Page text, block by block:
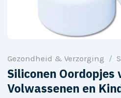
Gezondheid & Verzorging /
Siliconen Oordopjes
Volwassenen en